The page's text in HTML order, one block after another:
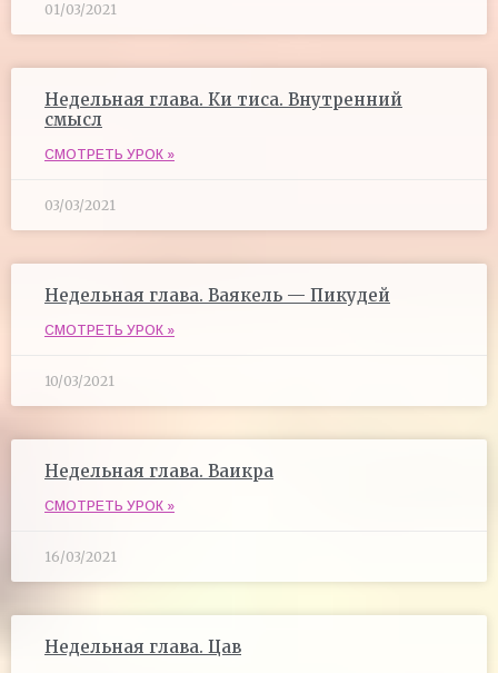
01/03/2021
Недельная глава. Ки тиса. Внутренний
смысл
СМОТРЕТЬ УРОК »
03/03/2021
Недельная глава. Ваякель — Пикудей
СМОТРЕТЬ УРОК »
10/03/2021
Недельная глава. Ваикра
СМОТРЕТЬ УРОК »
16/03/2021
Недельная глава. Цав